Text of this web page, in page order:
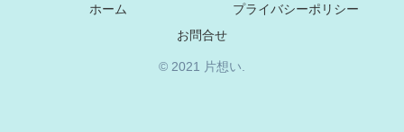
ホーム
プライバシーポリシー
お問合せ
© 2021 片想い.